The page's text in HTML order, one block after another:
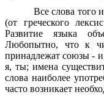
Все слова того
(от греческого
Развитие языка
Любопытно, что к
принадлежат союзы -
я, ты; имена
слова наиболее
часто возникает